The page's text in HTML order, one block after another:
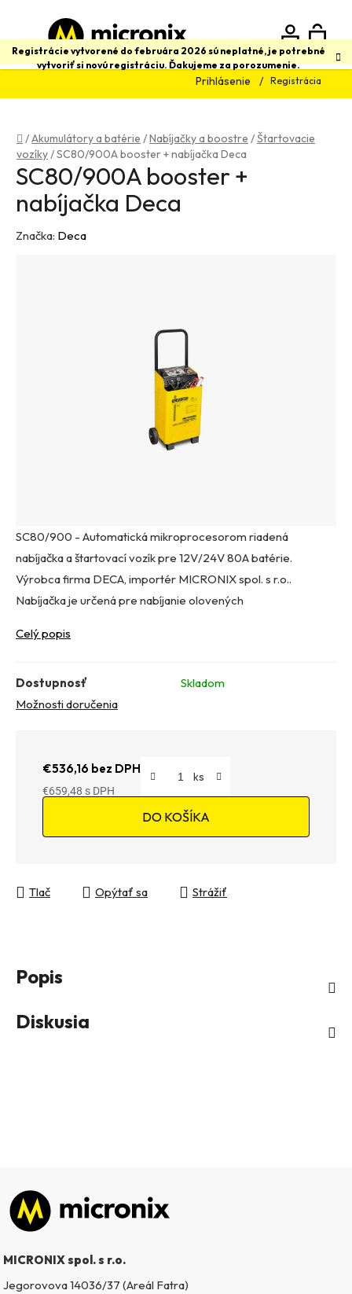
obsah
Registrácie vytvorené do februára 2026 sú neplatné, je potrebné
vytvoriť si novú registráciu. Ďakujeme za porozumenie.
Prihlásenie Registrácia
Hľadať
Domov
/Akumulátory a batérie /Nabíjačky a boostre /Štartovacie
vozíky/SC80/900A booster + nabíjačka Deca
SC80/900 - Automatická mikroprocesorom riadená
nabíjačka a štartovací vozík pre 12V/24V 80A batérie.
Výrobca firma DECA, importér MICRONIX spol. s r.o..
Nabíjačka je určená pre nabíjanie olovených
Celý popis
Dostupnosť
Skladom
Možnosti doručenia
€536,16 bez DPH
€659,48
DO KOŠÍKA
Tlač Opýtať sa Strážiť
SC80/900A booster +
nabíjačka Deca
Značka: Deca
Popis
Diskusia
Zápätie
MICRONIX spol. s r.o.
Jegorovova 14036/37 (Areál Fatra)